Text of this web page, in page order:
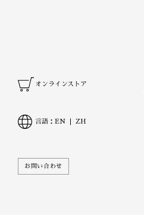
オンラインストア
言語： EN ZH
お問い合わせ